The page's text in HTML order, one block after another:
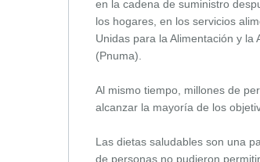
en la cadena de suministro
los hogares, en los servicios
Unidas para la Alimentación y
(Pnuma).
Al mismo tiempo, millones de
alcanzar la mayoría de los
Las dietas saludables son una
de personas no pudieron